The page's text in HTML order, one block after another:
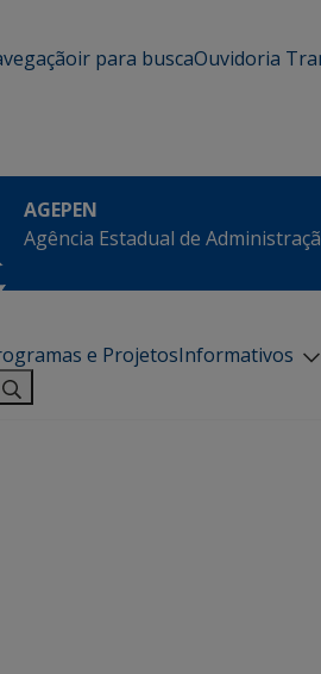
ir para buscaOuvidoria
AGEPEN
Agência Estadual de
e ProjetosInformativos